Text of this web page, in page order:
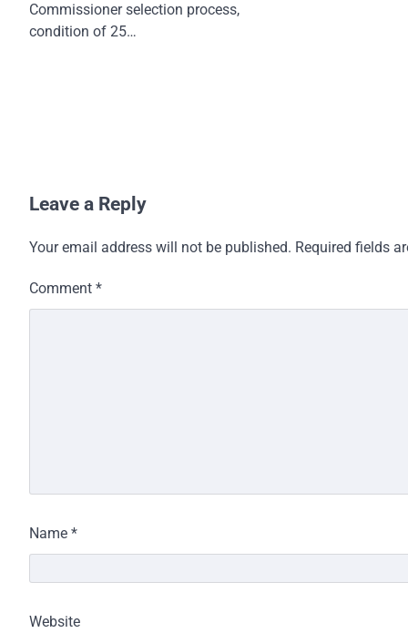
Commissioner selection process,
condition of 25…
Leave a Reply
Your email address will not be published. Required fields
Comment *
Name *
Website